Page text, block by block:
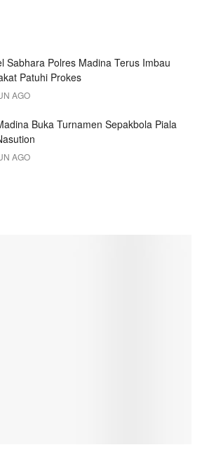
Sabhara Polres Madina Terus Imbau
Patuhi Prokes
AGO
Buka Turnamen Sepakbola Piala
AGO